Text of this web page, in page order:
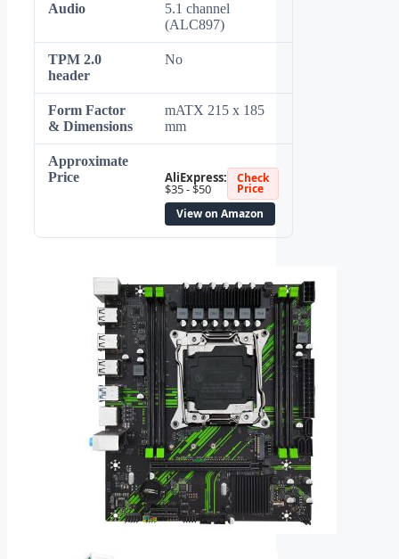
Audio
5.1 channel
(ALC897)
TPM 2.0
header
No
Form Factor
& Dimensions
mATX 215 x 185
mm
Approximate
Price
AliExpress:
$35 - $50
Check
Price
View on Amazon